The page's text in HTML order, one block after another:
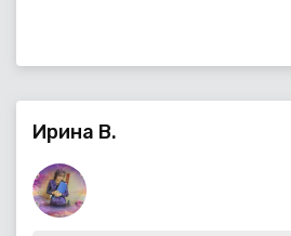
Ирина В.